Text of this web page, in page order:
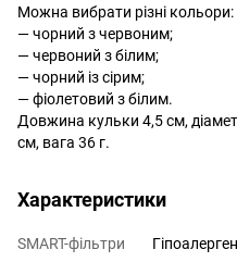
Можна вибрати різні кольори:
— чорний з червоним;
— червоний з білим;
— чорний із сірим;
— фіолетовий з білим.
Довжина кульки 4,5 см,
см, вага 36 г.
Характеристики
SMART-фільтри